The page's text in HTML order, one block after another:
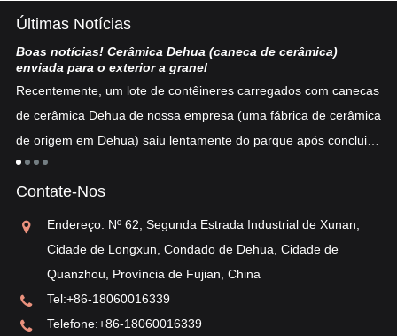
Últimas Notícias
Boas notícias! Cerâmica Dehua (caneca de cerâmica)
enviada para o exterior a granel
Recentemente, um lote de contêineres carregados com canecas
de cerâmica Dehua de nossa empresa (uma fábrica de cerâmica
de origem em Dehua) saiu lentamente do parque após concluir o
desembaraço aduaneiro...
Contate-Nos
Endereço: Nº 62, Segunda Estrada Industrial de Xunan,
Cidade de Longxun, Condado de Dehua, Cidade de
Quanzhou, Província de Fujian, China
Tel:+86-18060016339
Telefone:+86-18060016339